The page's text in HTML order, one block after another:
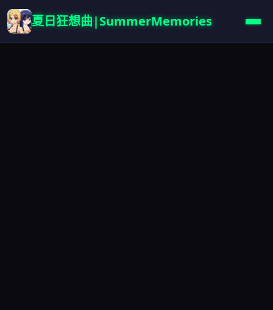
夏日狂想曲|SummerMemories